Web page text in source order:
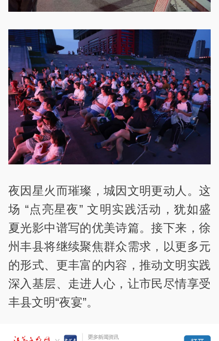
夜因星火而璀璨，城因文明更动人。这
场 “点亮星夜” 文明实践活动，犹如盛
夏光影中谱写的优美诗篇。接下来，徐
州丰县将继续聚焦群众需求，以更多元
的形式、更丰富的内容，推动文明实践
深入基层、走进人心，让市民尽情享受
丰县文明“夜宴”。